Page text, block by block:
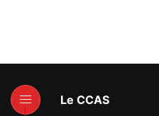
Le CCAS